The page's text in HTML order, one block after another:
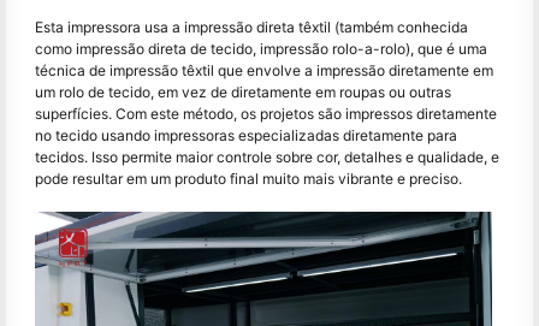
Esta impressora usa a impressão direta têxtil (também conhecida
como impressão direta de tecido, impressão rolo-a-rolo), que é uma
técnica de impressão têxtil que envolve a impressão diretamente em
um rolo de tecido, em vez de diretamente em roupas ou outras
superfícies. Com este método, os projetos são impressos diretamente
no tecido usando impressoras especializadas diretamente para
tecidos. Isso permite maior controle sobre cor, detalhes e qualidade, e
pode resultar em um produto final muito mais vibrante e preciso.